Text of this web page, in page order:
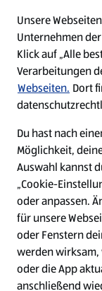
W
i
r
d
a
u
f
Cookie -
Unsere
Unternehmen
Klick auf „Alle
Verarbeitungen
Webseiten. Dort
Du hast nach
Möglichkeit,
Auswahl kannst
„Cookie-
oder anpassen.
für unsere
oder Fenstern
werden wirksam,
oder die App
anschließend